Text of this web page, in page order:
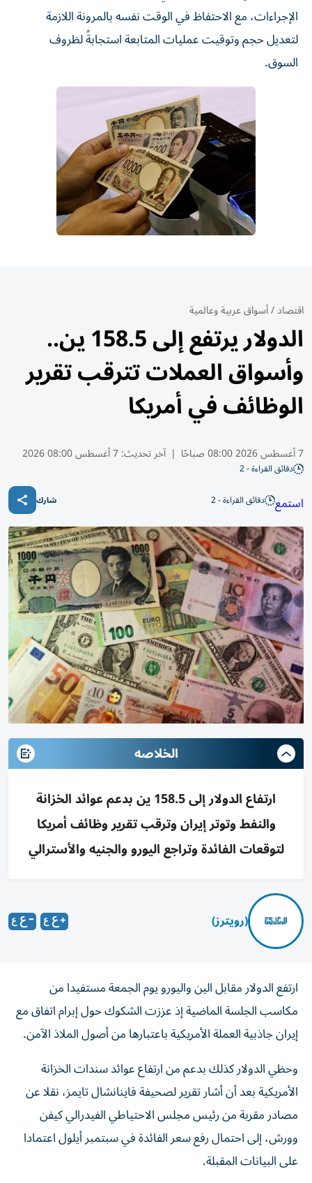
الإجراءات، مع الاحتفاظ في الوقت نفسه بالمرونة اللازمة
لتعديل حجم وتوقيت عمليات المتابعة استجابةً لظروف
السوق.
اقتصاد/أسواق عربية وعالمية
الدولار يرتفع إلى 158.5 ين..
وأسواق العملات تترقب تقرير
الوظائف في أمريكا
7 أغسطس 2026 08:00 صباحًا | آخر تحديث:7 أغسطس 08:00 2026
دقائق القراءة - 2
استمع دقائق القراءة - 2 شارك
الخلاصه
ارتفاع الدولار إلى 158.5 ين بدعم عوائد الخزانة
والنفط وتوتر إيران وترقب تقرير وظائف أمريكا
لتوقعات الفائدة وتراجع اليورو والجنيه والأسترالي
(رويترز)
ارتفع الدولار مقابل الين واليورو يوم الجمعة مستفيدا من
مكاسب الجلسة الماضية إذ عززت الشكوك حول إبرام اتفاق مع
إيران جاذبية العملة الأمريكية باعتبارها من أصول الملاذ ‌الآمن.
وحظي الدولار كذلك بدعم من ارتفاع عوائد سندات الخزانة
الأمريكية بعد أن أشار ​تقرير لصحيفة ⁠فاينانشال تايمز، نقلا عن
مصادر مقربة من رئيس مجلس الاحتياطي الفيدرالي كيفن
وورش، إلى احتمال رفع ‌سعر الفائدة في سبتمبر أيلول اعتمادا
على البيانات المقبلة.